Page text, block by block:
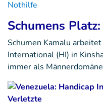
Nothilfe
Schumens
Schumen Kamalu
International (HI) in
immer als